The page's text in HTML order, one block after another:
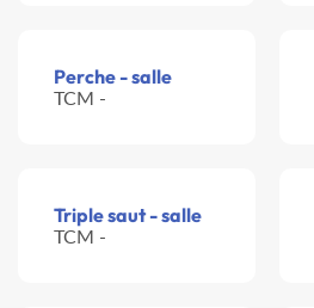
Perche - salle
TCM -
Triple saut - salle
TCM -